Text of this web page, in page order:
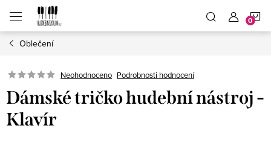
obsah
Oblečení
Neohodnoceno Podrobnosti hodnocení
Dámské tričko hudební nástroj -
Klavír